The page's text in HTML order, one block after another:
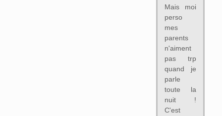
Mais moi
perso
mes
parents
n'aiment
pas trp
quand je
parle
toute la
nuit !
C'est